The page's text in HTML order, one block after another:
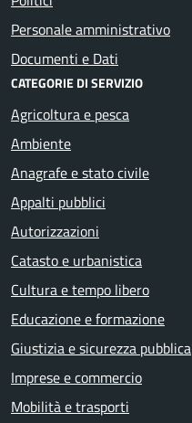
Personale amministrativo
Documenti e Dati
CATEGORIE DI SERVIZIO
Agricoltura e pesca
Ambiente
Anagrafe e stato civile
Appalti pubblici
Autorizzazioni
Catasto e urbanistica
Cultura e tempo libero
Educazione e formazione
Giustizia e sicurezza pubblica
Imprese e commercio
Mobilità e trasporti